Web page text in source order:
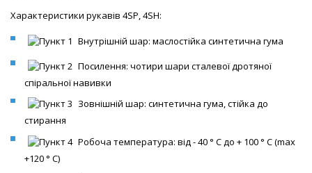
Характеристики рукавів 4SP, 4SH:
Внутрішній шар: маслостійка синтетична гума
Посилення: чотири шари сталевої дротяної
спіральної навивки
Зовнішній шар: синтетична гума, стійка до
стирання
Робоча температура: від - 40 ° С до + 100 ° С (max
+120 ° С)